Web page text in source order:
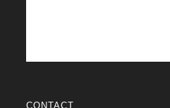
CONTACT